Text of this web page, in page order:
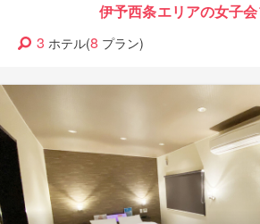
伊予西条エリアの女子
3 ホテル(8 プラン)